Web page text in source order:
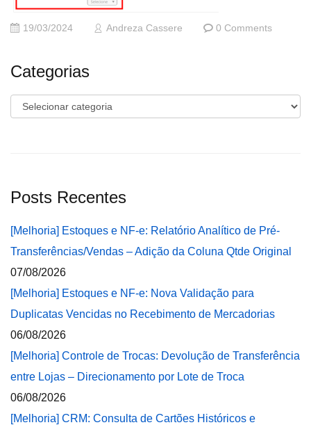
19/03/2024 Andreza Cassere 0 Comments
Categorias
Categorias
Posts Recentes
[Melhoria] Estoques e NF-e: Relatório Analítico de Pré-
Transferências/Vendas – Adição da Coluna Qtde Original
07/08/2026
[Melhoria] Estoques e NF-e: Nova Validação para
Duplicatas Vencidas no Recebimento de Mercadorias
06/08/2026
[Melhoria] Controle de Trocas: Devolução de Transferência
entre Lojas – Direcionamento por Lote de Troca
06/08/2026
[Melhoria] CRM: Consulta de Cartões Históricos e